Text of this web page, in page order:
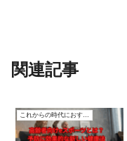
関連記事